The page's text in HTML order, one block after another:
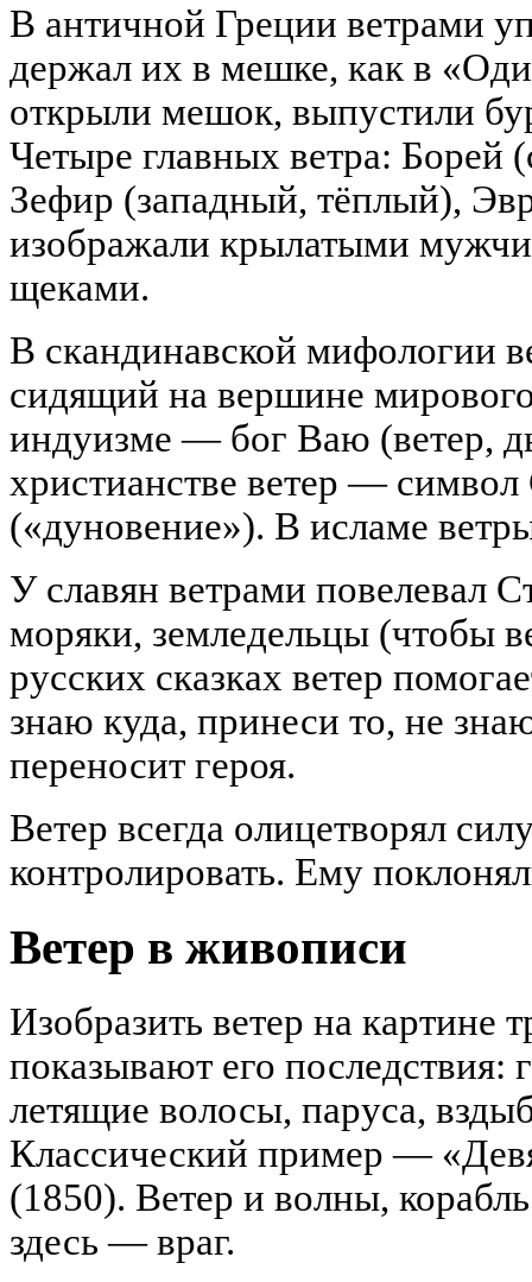
В античной Греции ветрами
держал их в мешке, как в
открыли мешок, выпустили
Четыре главных ветра:
Зефир (западный, тёплый),
изображали крылатыми
щеками.
В скандинавской мифологии
сидящий на вершине
индуизме — бог Ваю (ветер,
христианстве ветер —
(«дуновение»). В исламе
У славян ветрами повелевал
моряки, земледельцы (чтобы
русских сказках ветер
знаю куда, принеси то, не
переносит героя.
Ветер всегда олицетворял
контролировать. Ему
Ветер в живописи
Изобразить ветер на картине
показывают его последствия:
летящие волосы, паруса,
Классический пример —
(1850). Ветер и волны,
здесь — враг.